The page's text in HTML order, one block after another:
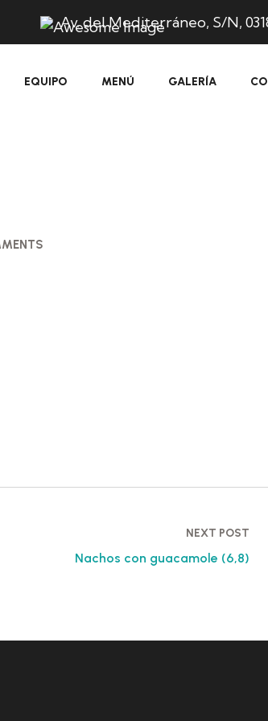
Av. del Mediterráneo, S/N,
EQUIPO MENÚ GALERÍA
NEXT POST
Nachos con guacamole (6,8)